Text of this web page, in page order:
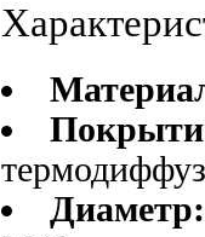
Диаметр: